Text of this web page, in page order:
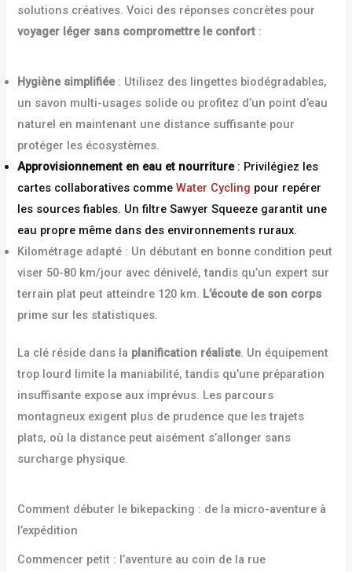
solutions créatives. Voici des réponses concrètes pour
voyager léger sans compromettre le confort :
Hygiène simplifiée: Utilisez des lingettes biodégradables,
un savon multi-usages solide ou profitez d’un point d’eau
naturel en maintenant une distance suffisante pour
protéger les écosystèmes.
Approvisionnement en eau et nourriture: Privilégiez les
cartes collaboratives commeWater Cycling pour repérer
les sources fiables. Un filtre Sawyer Squeeze garantit une
eau propre même dans des environnements ruraux.
Kilométrage adapté : Un débutant en bonne condition peut
viser 50-80 km/jour avec dénivelé, tandis qu’un expert sur
terrain plat peut atteindre 120 km. L’écoute de son corps
prime sur les statistiques.
La clé réside dans la planification réaliste. Un équipement
trop lourd limite la maniabilité, tandis qu’une préparation
insuffisante expose aux imprévus. Les parcours
montagneux exigent plus de prudence que les trajets
plats, où la distance peut aisément s’allonger sans
surcharge physique.
Comment débuter le bikepacking : de la micro-aventure à
l’expédition
Commencer petit : l’aventure au coin de la rue